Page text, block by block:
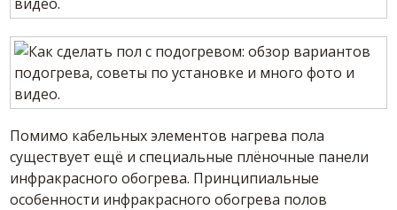
Помимо кабельных элементов нагрева пола
существует ещё и специальные плёночные панели
инфракрасного обогрева. Принципиальные
особенности инфракрасного обогрева полов